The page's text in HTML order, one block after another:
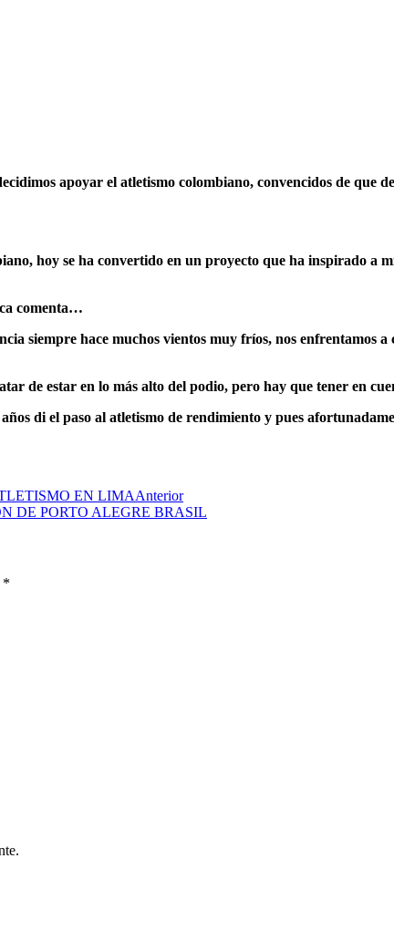
apoyar el atletismo colombiano, convencidos de que
hoy se ha convertido en un proyecto que ha inspirado a
comenta…
siempre hace muchos vientos muy fríos, nos enfrentamos a
de estar en lo más alto del podio, pero hay que tener en
di el paso al atletismo de rendimiento y pues
EN LIMAAnterior
DE PORTO ALEGRE BRASIL
*